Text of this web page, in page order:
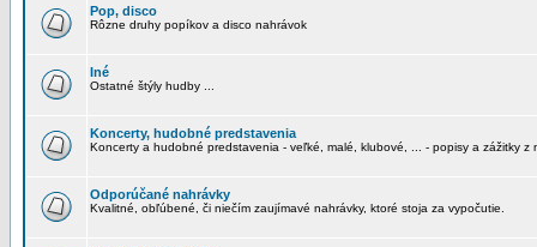
Pop, disco
Rôzne druhy popíkov a disco nahrávok
Iné
Ostatné štýly hudby ...
Koncerty, hudobné predstavenia
Koncerty a hudobné predstavenia - veľké, malé, klubové, ... - popisy a zážitky z
Odporúčané nahrávky
Kvalitné, obľúbené, či niečím zaujímavé nahrávky, ktoré stoja za vypočutie.